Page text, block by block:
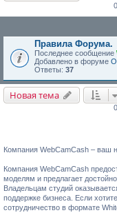
Правила Форума.
Последнее сообщение
Добавлено в форуме
Ответы: 37
Новая тема
Компания WebCamCash – ваш
Компания WebCamCash
моделям и предлагает
Владельцам студий
поддержке бизнеса. Если
сотрудничество в формате